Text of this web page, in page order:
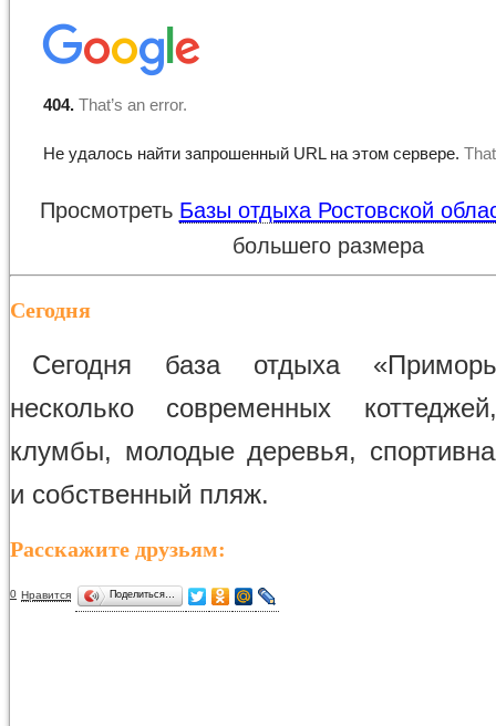
Просмотреть Базы отдыха Ростовской
большего размера
Сегодня
Сегодня база отдыха
несколько современных
клумбы, молодые деревья,
и собственный пляж.
Расскажите друзьям:
0 Нравится Поделиться…